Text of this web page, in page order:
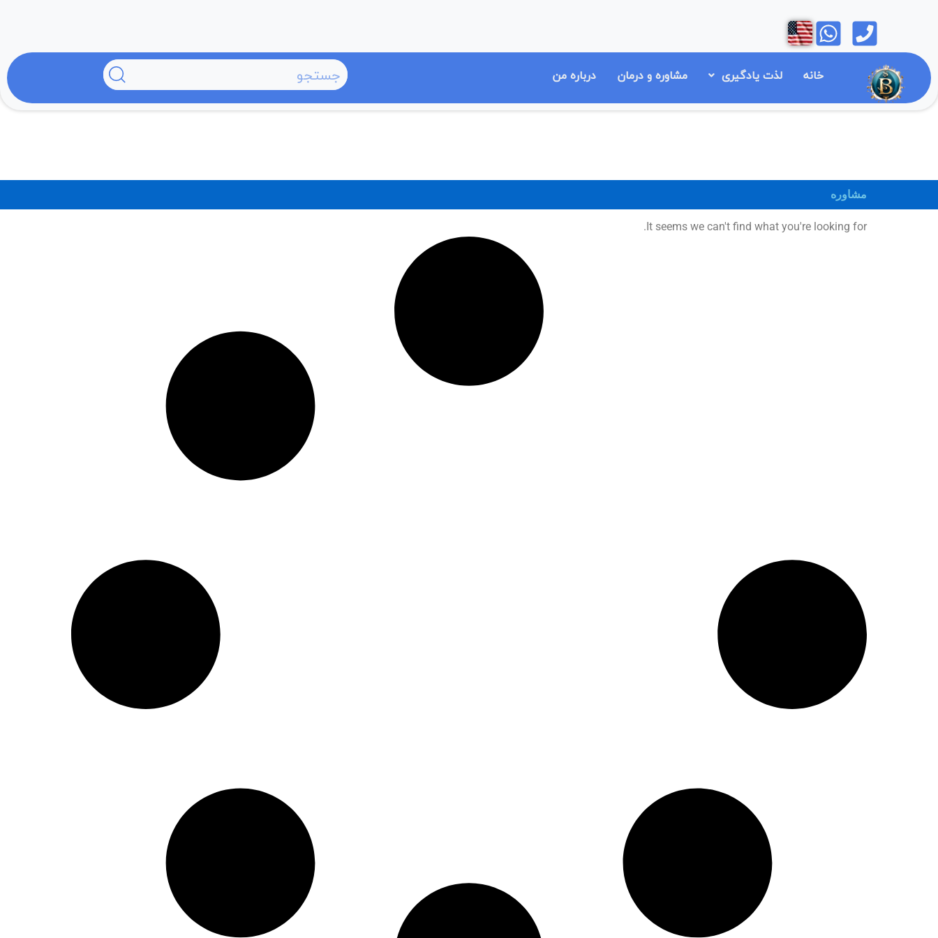
محتوا
Open
Open
خانه لذت یادگیری مشاوره و درمان درباره من
مشاوره
It seems we can't find what you're looking for.